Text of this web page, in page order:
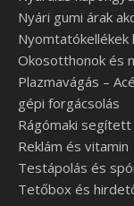
Nyári gumi árak
Nyomtatókellékek
Okosotthonok és
Plazmavágás –
gépi forgácsolás
Rágómaki
Reklám és vitamin
Testápolás és
Tetőbox és